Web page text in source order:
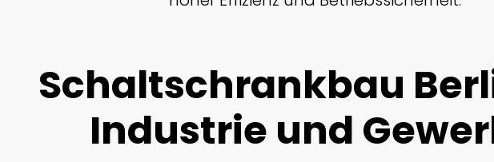
Schaltschrankbau
Industrie und